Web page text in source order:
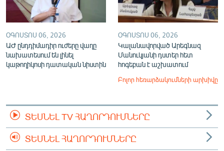
ՕԳՈՍՏՈՍ 06, 2026
ԱԺ ընդդիմադիր ուժերը վաղը
նախատեսում են լինել
կաթողիկոսի դատական նիստին
ՕԳՈՍՏՈՍ 06, 2026
Կալանավորված Արեգնազ
Մանուկյանի դստեր հետ
հոգեբան է աշխատում
Բոլոր հեռարձակումների արխիվը
ՏԵՍՆԵԼ TV ՀԱՂՈՐԴՈՒՄՆԵՐԸ
ՏԵՍՆԵԼ ՀԱՂՈՐԴՈՒՄՆԵՐԸ